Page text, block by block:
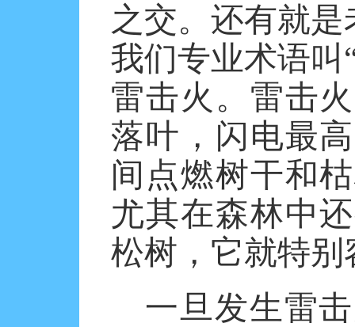
之交。还有就
我们专业术语叫
雷击火。雷击
落叶，闪电最
间点燃树干和
尤其在森林中
松树，它就特
一旦发生雷